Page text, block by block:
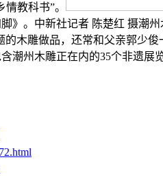
教科书”。
》。中新社记者 陈楚红 摄潮
的木雕做品，还常和父亲郭少
州木雕正在内的35个非遗展